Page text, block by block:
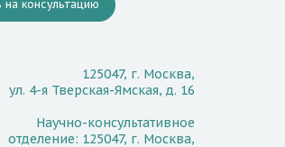
на консультацию
125047, г. Москва,
ул. 4-я Тверская-Ямская, д. 16
Научно-консультативное
отделение: 125047, г. Москва,